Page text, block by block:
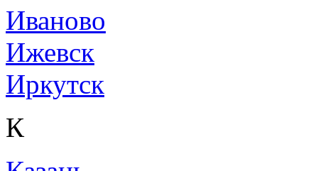
Иваново
Ижевск
Иркутск
К